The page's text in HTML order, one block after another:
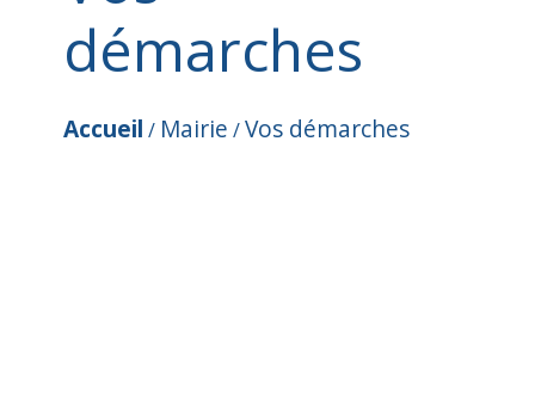
démarches
Accueil / Mairie /Vos démarches